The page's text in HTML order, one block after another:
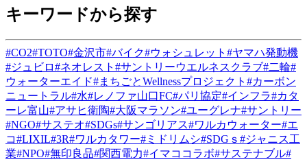
キーワードから探す
#CO2#TOTO#金沢市#バイク#ウォシュレット #ヤマハ発動機
#ジュビロ#ネオレスト #サントリーウエルネスクラブ#二輪#
ウォーターエイド#まちごとWellnessプロジェクト #カーボン
ニュートラル#水#レノファ山口FC#パリ協定#インフラ#カタ
ーレ富山#アサヒ衛陶#大阪マラソン#ユーグレナ#サントリー
#NGO#サステオ#SDGs#サンゴリアス#ワルカウォーター#エ
コ#LIXIL#3R#ワルカタワー#ミドリムシ#SDGｓ #ジャニス工
業#NPO#無印良品#関西電力#イマココラボ#サステナブル#